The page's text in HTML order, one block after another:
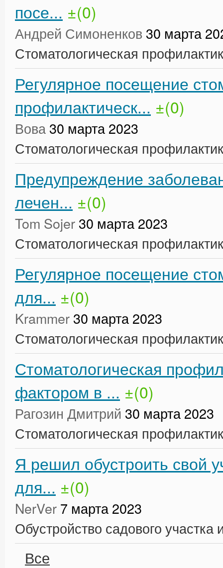
посе... ±(0)
Андрей Симоненков 30 марта
Стоматологическая
Регулярное посещение
профилактическ... ±(0)
Вова 30 марта 2023
Стоматологическая
Предупреждение
лечен... ±(0)
Tom Sojer 30 марта 2023
Стоматологическая
Регулярное посещение
для... ±(0)
Krammer 30 марта 2023
Стоматологическая
Стоматологическая
фактором в ... ±(0)
Рагозин Дмитрий 30 марта 2023
Стоматологическая
Я решил обустроить свой
для... ±(0)
NerVer 7 марта 2023
Обустройство садового
Все